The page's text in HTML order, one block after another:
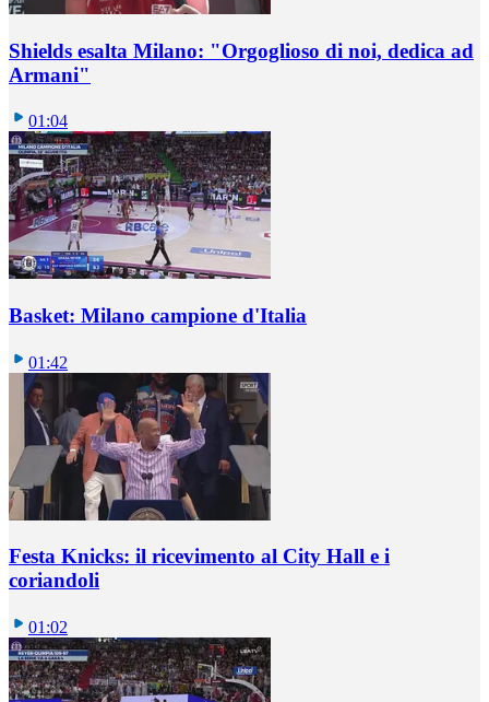
Shields esalta Milano: "Orgoglioso di noi, dedica ad
Armani"
01:04
Basket: Milano campione d'Italia
01:42
Festa Knicks: il ricevimento al City Hall e i
coriandoli
01:02